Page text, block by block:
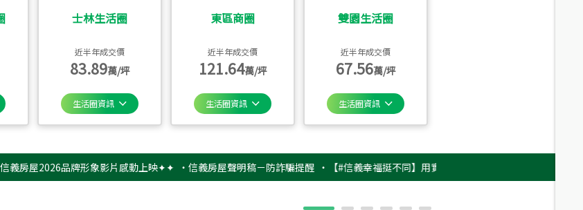
士林生活圈
近半年成交價
83.89萬/坪
生活圈資訊
東區商圈
近半年成交價
121.64萬/坪
生活圈資訊
雙園生活圈
近半年成交價
67.56萬/坪
生活圈資訊
2026品牌形象影片感動上映✦✦ ‧信義房屋聲明稿－防詐騙提醒 ‧【#信義幸福挺不同】用實力，讓升職免抽號碼牌！最新雇主品牌